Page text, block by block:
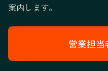
案内します。
営業担当